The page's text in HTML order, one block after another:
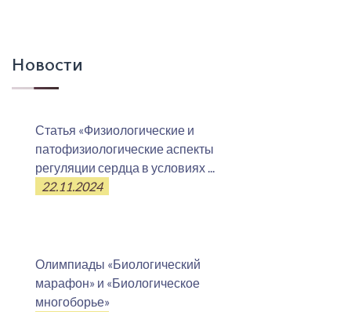
Новости
Статья «Физиологические и
патофизиологические аспекты
регуляции сердца в условиях ...
22.11.2024
Олимпиады «Биологический
марафон» и «Биологическое
многоборье»